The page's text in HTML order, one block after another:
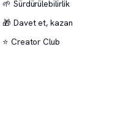
🌱 Sürdürülebilirlik
🎁 Davet et, kazan
⭐ Creator Club